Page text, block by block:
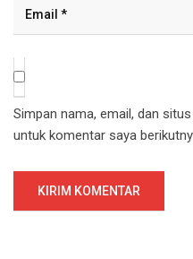
Simpan nama, email, dan
untuk komentar saya